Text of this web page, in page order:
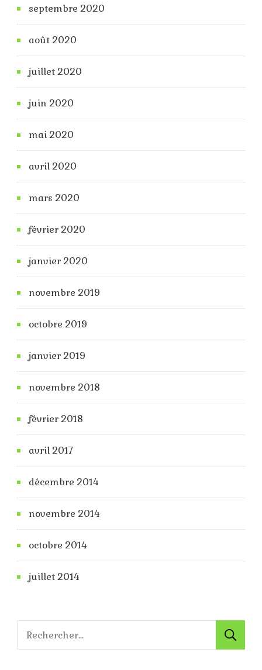
septembre 2020
août 2020
juillet 2020
juin 2020
mai 2020
avril 2020
mars 2020
février 2020
janvier 2020
novembre 2019
octobre 2019
janvier 2019
novembre 2018
février 2018
avril 2017
décembre 2014
novembre 2014
octobre 2014
juillet 2014
Rechercher :